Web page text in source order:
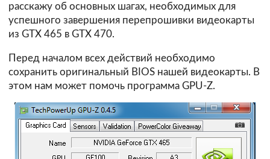
расскажу об основных шагах, необходимых для
успешного завершения перепрошивки видеокарты
из GTX 465 в GTX 470.
Перед началом всех действий необходимо
сохранить оригинальный BIOS нашей видеокарты. В
этом нам может помочь программа GPU-Z.